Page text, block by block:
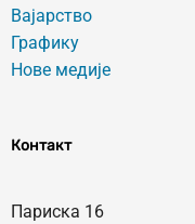
Вајарство
Графику
Нове медије
Контакт
Париска 16